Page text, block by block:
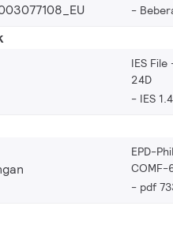
IES
24D
IES
EPD-
pdf